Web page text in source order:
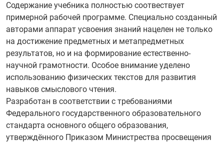
Содержание учебника полностью соотвествует
примерной рабочей программе. Специально созданный
авторами аппарат усвоения знаний нацелен не только
на достижение предметных и метапредметных
результатов, но и на формирование естественно-
научной грамотности. Особое внимание уделено
использованию физических текстов для развития
навыков смыслового чтения.
Разработан в соответствии с требованиями
Федерального государственного образовательного
стандарта основного общего образования,
утверждённого Приказом Министрества просвещения